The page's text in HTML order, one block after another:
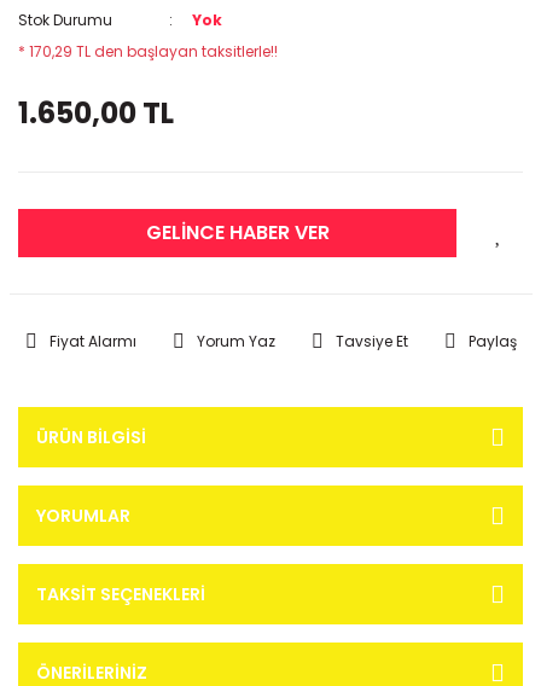
Stok Durumu
Yok
* 170,29 TL den başlayan taksitlerle!!
1.650,00 TL
GELİNCE HABER VER
Fiyat Alarmı Yorum Yaz Tavsiye Et Paylaş
ÜRÜN BILGISI
YORUMLAR
TAKSIT SEÇENEKLERI
ÖNERILERINIZ